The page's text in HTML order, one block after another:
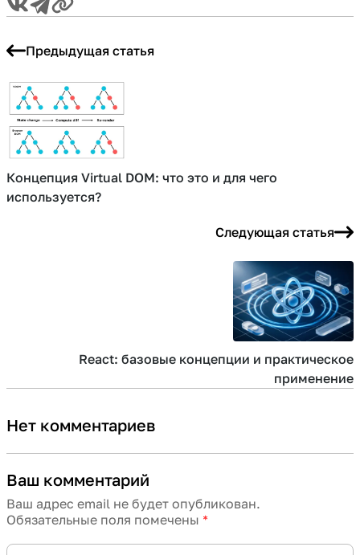
Предыдущая статья
Концепция Virtual DOM: что это и для чего
используется?
Следующая статья
React: базовые концепции и практическое
применение
Нет комментариев
Ваш комментарий
Ваш адрес email не будет опубликован.
Обязательные поля помечены *